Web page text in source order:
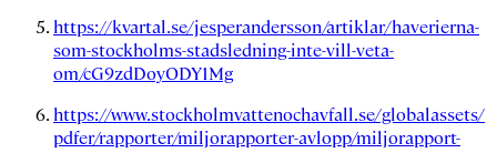
https://kvartal.se/jesperandersson/artiklar/haverierna-
som-stockholms-stadsledning-inte-vill-veta-
om/cG9zdDoyODY1Mg
https://www.stockholmvattenochavfall.se/globalassets/
pdfer/rapporter/miljorapporter-avlopp/miljorapport-